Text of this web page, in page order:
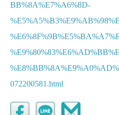
BB%8A%E7%A6%8D-
072200581.html